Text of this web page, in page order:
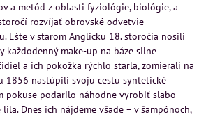
a metód z oblasti fyziológie, biológie, a
rozvíjať obrovské odvetvie
Ešte v starom Anglicku 18. storočia nosili
každodenný make-up na báze silne
a ich pokožka rýchlo starla, zomierali na
1856 nastúpili svoju cestu syntetické
pokuse podarilo náhodne vyrobiť slabo
Dnes ich nájdeme všade – v šampónoch,